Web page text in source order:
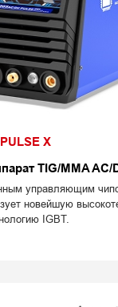
X
TIG/MMA AC/
управляющим
новейшую
IGBT.